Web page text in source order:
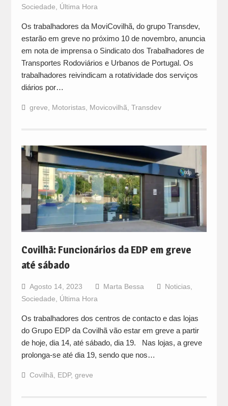
Sociedade Última Hora
Os trabalhadores da MoviCovilhã, do grupo Transdev,
estarão em greve no próximo 10 de novembro, anuncia
em nota de imprensa o Sindicato dos Trabalhadores de
Transportes Rodoviários e Urbanos de Portugal. Os
trabalhadores reivindicam a rotatividade dos serviços
diários por…
greve Motoristas, Movicovilhã Transdev
Covilhã: Funcionários da EDP em greve
até sábado
Agosto 14, 2023 Marta Bessa Noticias,
Sociedade
Última Hora
Os trabalhadores dos centros de contacto e das lojas
do Grupo EDP da Covilhã vão estar em greve a partir
de hoje, dia 14, até sábado, dia 19. Nas lojas, a greve
prolonga-se até dia 19, sendo que nos…
Covilhã EDP, greve